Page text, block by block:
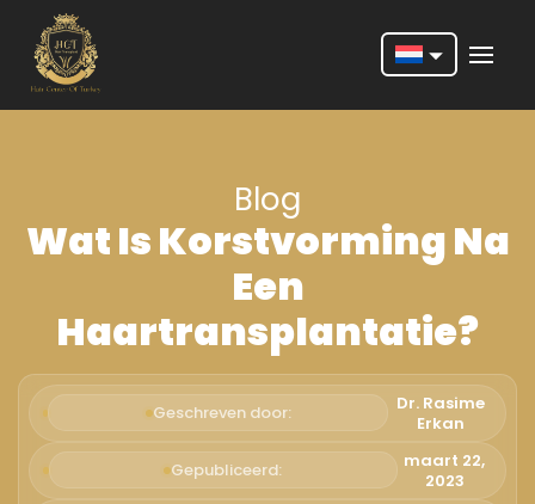
Deutsch
Español
Türkçe
Italiano
Română
Blog
Wat Is Korstvorming Na
Een
Haartransplantatie?
Geschreven door:
Dr. Rasime
Erkan
Gepubliceerd:
maart 22,
2023